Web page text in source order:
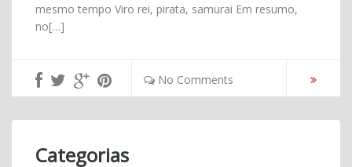
mesmo tempo Viro rei, pirata, samurai Em resumo,
no[…]
No Comments
Categorias